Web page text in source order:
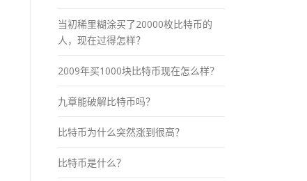
当初稀里糊涂买了20000枚比特币的
人，现在过得怎样？
2009年买1000块比特币现在怎么样？
九章能破解比特币吗？
比特币为什么突然涨到很高？
比特币是什么？